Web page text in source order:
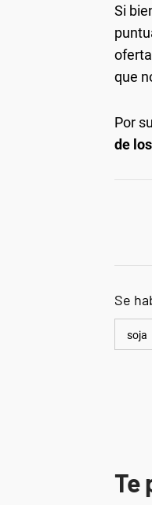
Si
que
Por
de
Se
soja
Te